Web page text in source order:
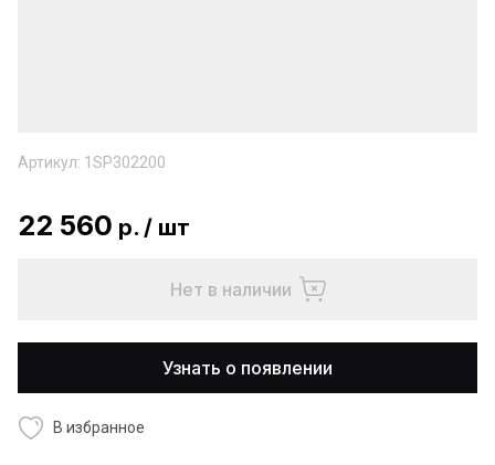
Артикул: 1SP302200
22 560 р. / шт
Нет в наличии
Узнать о появлении
В избранное